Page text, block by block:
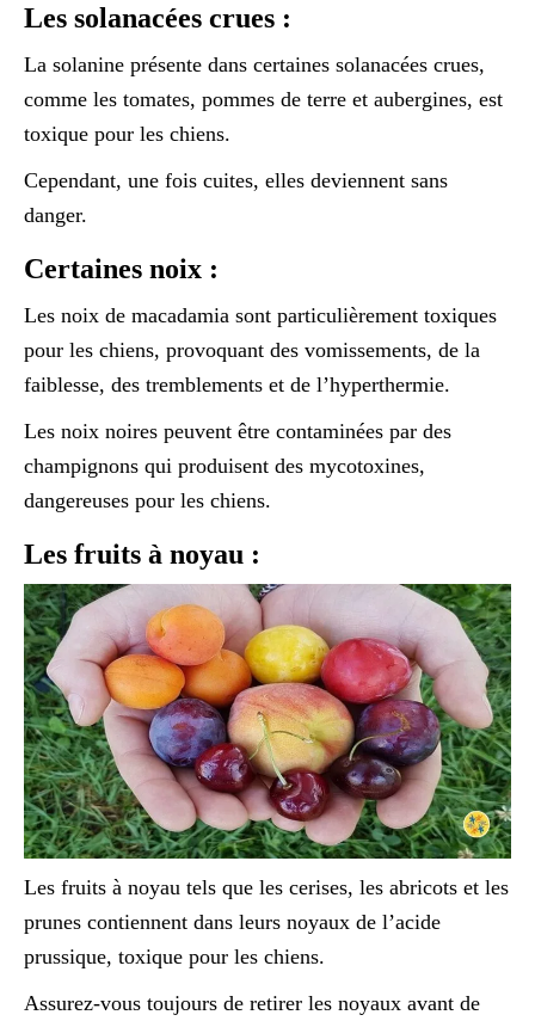
Les solanacées crues :
La solanine présente dans certaines solanacées crues,
comme les tomates, pommes de terre et aubergines, est
toxique pour les chiens.
Cependant, une fois cuites, elles deviennent sans
danger.
Certaines noix :
Les noix de macadamia sont particulièrement toxiques
pour les chiens, provoquant des vomissements, de la
faiblesse, des tremblements et de l’hyperthermie.
Les noix noires peuvent être contaminées par des
champignons qui produisent des mycotoxines,
dangereuses pour les chiens.
Les fruits à noyau :
Les fruits à noyau tels que les cerises, les abricots et les
prunes contiennent dans leurs noyaux de l’acide
prussique, toxique pour les chiens.
Assurez-vous toujours de retirer les noyaux avant de